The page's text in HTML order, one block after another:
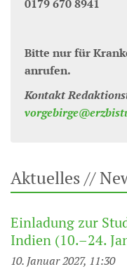
0179 670 8941
Bitte nur für
anrufen.
Kontakt
Aktuelles //
Einladung zur
Indien (10.–24.
10. Januar 2027, 11:30